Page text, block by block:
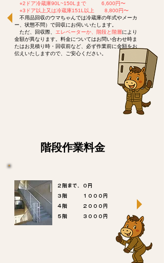
⭐︎2ドア冷蔵庫90L~150Lまで 6,600円〜
⭐︎3ドア以上又は冷蔵庫151L以上 8,800円〜
不用品回収のウマちゃんでは冷蔵庫の年式やメーカ
ー、状態不問）で回収にお伺いいたします。
ただ、回収際、 エレベーターか、階段と階層により
金額が異なります。料金についてはお問い合わせ時ま
たはお見積り時・回収前など、必ず作業前に金額をお
伝えいたしますので、ご安心ください。
階段作業料金
２階まで、０円
３階 １０００円
４階 ２０００円
​５階 ３０００円